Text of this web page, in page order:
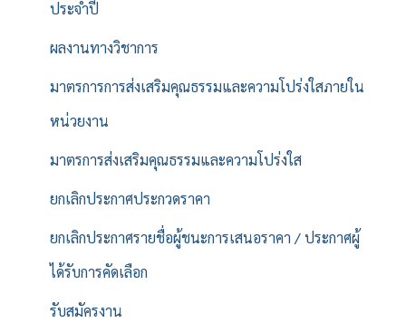
ประจำปี
ผลงานทางวิชาการ
มาตรการการส่งเสริมคุณธรรมและความโปร่งใสภายใน
หน่วยงาน
มาตรการส่งเสริมคุณธรรมและความโปร่งใส
ยกเลิกประกาศประกวดราคา
ยกเลิกประกาศรายชื่อผู้ชนะการเสนอราคา / ประกาศผู้
ได้รับการคัดเลือก
รับสมัครงาน